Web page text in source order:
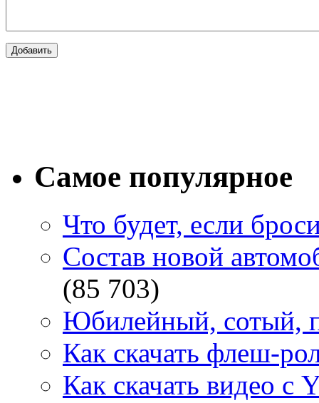
Самое популярное
Что будет, если
Состав новой
(85 703)
Юбилейный, сотый,
Как скачать флеш-
Как скачать видео с